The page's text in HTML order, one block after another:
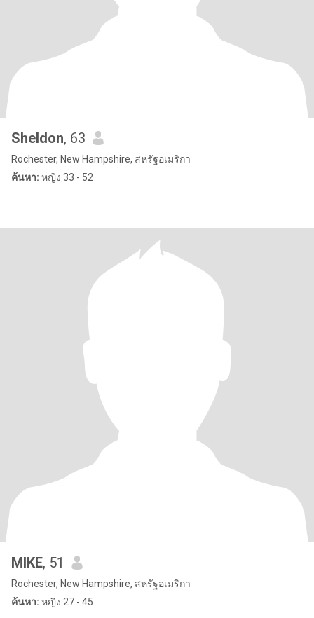
Sheldon, 63
Rochester, New Hampshire, สหรัฐอเมริกา
ค้นหา: หญิง 33 - 52
MIKE, 51
Rochester, New Hampshire, สหรัฐอเมริกา
ค้นหา: หญิง 27 - 45